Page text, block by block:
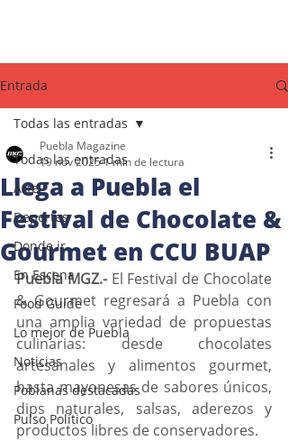
Entrada
Todas las entradas
Arte
Deportes
Donde ir
En Escena
Food Guide
Lo mejor de Puebla
Noticias
Poblanas destacadas
Pulso Político
Todas las entradas
Llega a Puebla el
Festival de Chocolate &
Gourmet en CCU BUAP
Puebla Magazine
19 nov 20251 min de lectura
Puebla MGZ.- El Festival de Chocolate
& Gourmet regresará a Puebla con
una amplia variedad de propuestas
culinarias: desde chocolates
artesanales y alimentos gourmet,
hasta mayonesas de sabores únicos,
dips naturales, salsas, aderezos y
productos libres de conservadores.